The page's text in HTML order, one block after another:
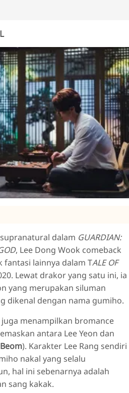
dalam GUARDIAN:
, Lee Dong Wook comeback
lainnya dalam TALE OF
Lewat drakor yang satu ini, ia
yang merupakan siluman
dikenal dengan nama gumiho.
menampilkan bromance
antara Lee Yeon dan
). Karakter Lee Rang sendiri
nakal yang selalu
hal ini sebenarnya adalah
sang kakak.